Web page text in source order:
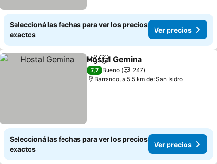
Seleccioná las fechas para ver los precios
exactos
Ver precios
CompartirAñadir a favoritos
Hostal Gemina
7,7 Bueno
247
Barranco, a 5.5 km de: San Isidro
Seleccioná las fechas para ver los precios
exactos
Ver precios